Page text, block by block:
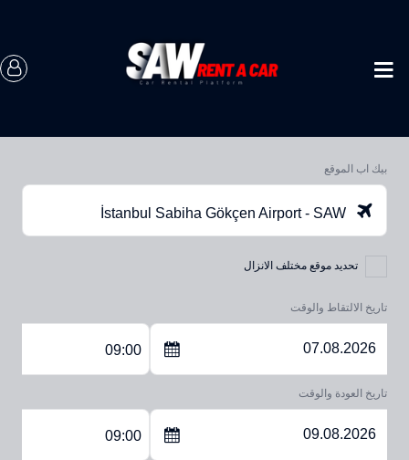
بيك اب الموقع
تحديد موقع مختلف الانزال
تاريخ الالتقاط والوقت
09:00
تاريخ العودة والوقت
09:00